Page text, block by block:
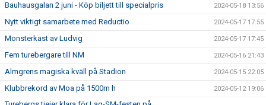
Bauhausgalan 2 juni - Köp biljett till specialpris 2024-05-18 13:56
Nytt viktigt samarbete med Reductio 2024-05-17 17:55
Monsterkast av Ludvig 2024-05-17 17:45
Fem turebergare till NM 2024-05-16 21:43
Almgrens magiska kväll på Stadion 2024-05-15 22:05
Klubbrekord av Moa på 1500m h 2024-05-12 19:06